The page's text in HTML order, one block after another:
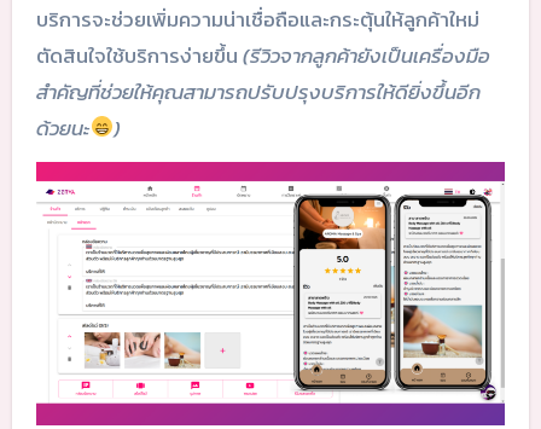
บริการจะช่วยเพิ่มความน่าเชื่อถือและกระตุ้นให้ลูกค้าใหม่
ตัดสินใจใช้บริการง่ายขึ้น(รีวิวจากลูกค้ายังเป็นเครื่องมือ
สำคัญที่ช่วยให้คุณสามารถปรับปรุงบริการให้ดียิ่งขึ้นอีก
ด้วยนะ
)